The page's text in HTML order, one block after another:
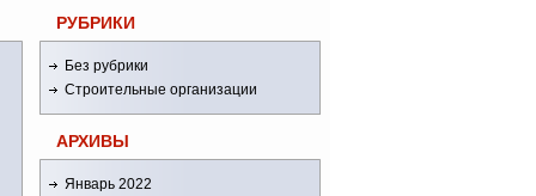
РУБРИКИ
Без рубрики
Строительные организации
АРХИВЫ
Январь 2022